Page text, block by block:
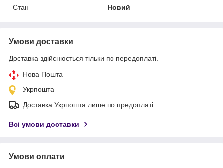
Стан
Новий
Умови доставки
Доставка здійснюється тільки по передоплаті.
Нова Пошта
Укрпошта
Доставка Укрпошта лише по предоплаті
Всі умови доставки
Умови оплати